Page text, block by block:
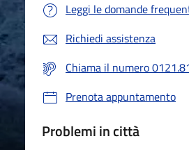
Leggi le domande
Richiedi assistenza
Chiama il numero
Prenota appuntamento
Problemi in città